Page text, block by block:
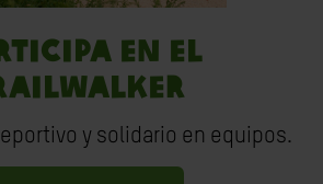
EN EL
y solidario en equipos.